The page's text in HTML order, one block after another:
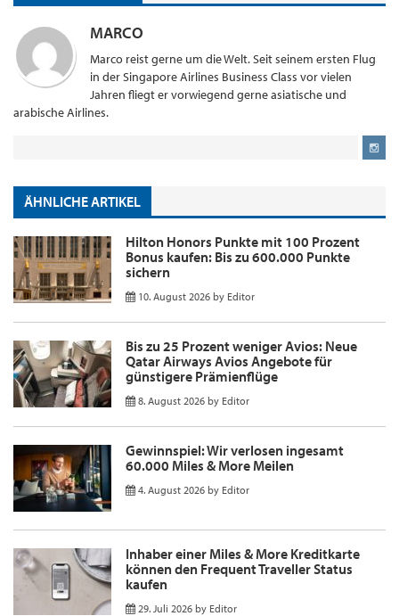
MARCO
Marco reist gerne um die Welt. Seit seinem ersten Flug
in der Singapore Airlines Business Class vor vielen
Jahren fliegt er vorwiegend gerne asiatische und
arabische Airlines.
ÄHNLICHE ARTIKEL
Hilton Honors Punkte mit 100 Prozent
Bonus kaufen: Bis zu 600.000 Punkte
sichern
10. August 2026 by Editor
Bis zu 25 Prozent weniger Avios: Neue
Qatar Airways Avios Angebote für
günstigere Prämienflüge
8. August 2026 by Editor
Gewinnspiel: Wir verlosen ingesamt
60.000 Miles & More Meilen
4. August 2026 by Editor
Inhaber einer Miles & More Kreditkarte
können den Frequent Traveller Status
kaufen
29. Juli 2026 by Editor